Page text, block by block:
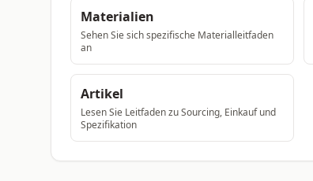
Materialien
Sehen Sie sich spezifische Materialleitfaden
an
Artikel
Lesen Sie Leitfaden zu Sourcing, Einkauf und
Spezifikation